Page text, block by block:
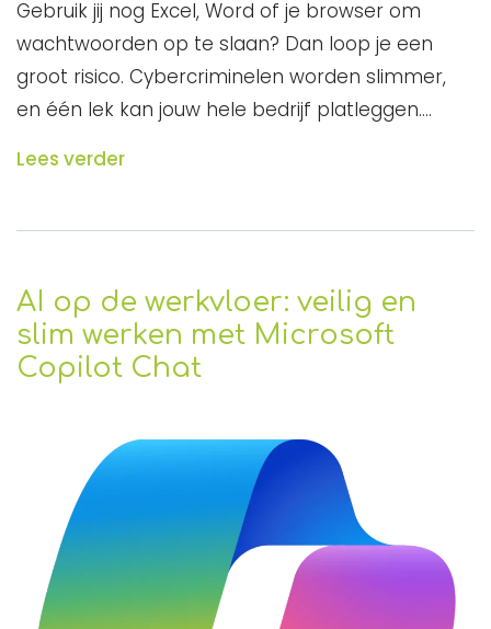
Gebruik jij nog Excel, Word of je browser om
wachtwoorden op te slaan? Dan loop je een
groot risico. Cybercriminelen worden slimmer,
en één lek kan jouw hele bedrijf platleggen.…
Lees verder
AI op de werkvloer: veilig en
slim werken met Microsoft
Copilot Chat